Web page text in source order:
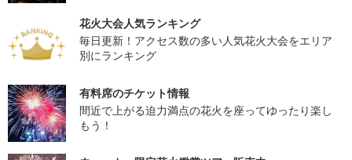
花火大会人気ランキング
毎日更新！アクセス数の多い人気花火大会をエリア
別にランキング
有料席のチケット情報
間近で上がる迫力満点の花火を座ってゆったり楽し
もう！